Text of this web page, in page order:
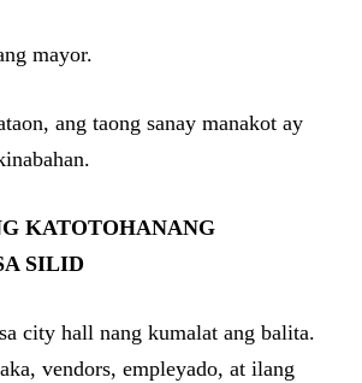
mayor.
ang taong sanay manakot ay
KATOTOHANANG
SILID
city hall nang kumalat ang balita.
vendors, empleyado, at ilang